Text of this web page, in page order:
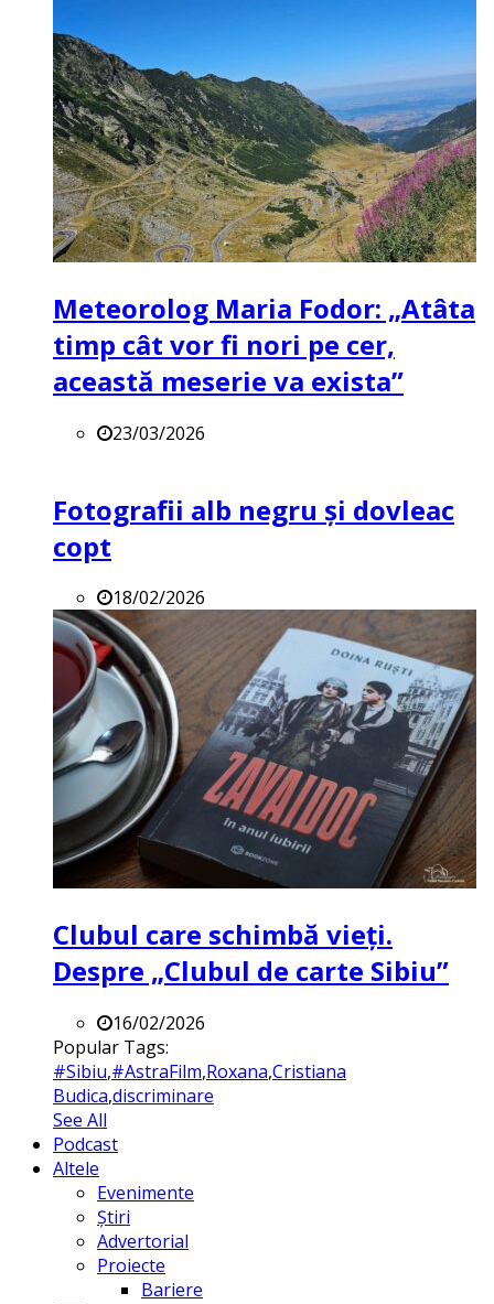
Meteorolog Maria Fodor: „Atâta
timp cât vor fi nori pe cer,
această meserie va exista”
23/03/2026
Fotografii alb negru și dovleac
copt
18/02/2026
Clubul care schimbă vieți.
Despre „Clubul de carte Sibiu”
16/02/2026
Popular Tags:
#Sibiu,#AstraFilm,Roxana,Cristiana
Budica,discriminare
See All
Podcast
Altele
Evenimente
Știri
Advertorial
Proiecte
Bariere